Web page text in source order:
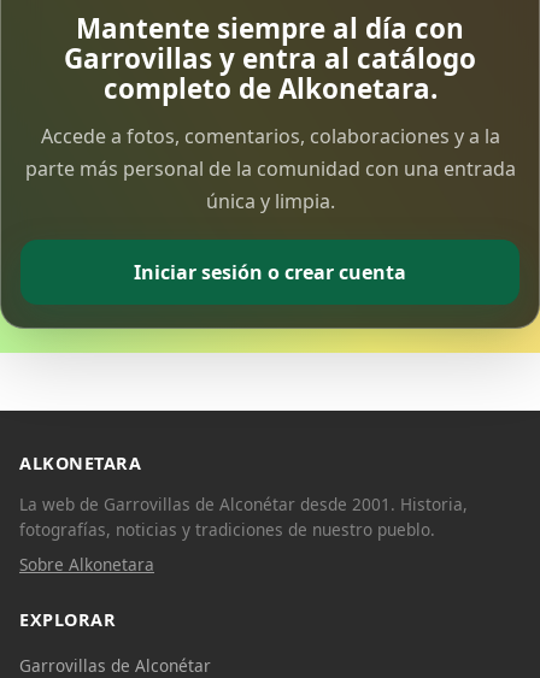
Mantente siempre al día con
Garrovillas y entra al catálogo
completo de Alkonetara.
Accede a fotos, comentarios, colaboraciones y a la
parte más personal de la comunidad con una entrada
única y limpia.
Iniciar sesión o crear cuenta
ALKONETARA
La web de Garrovillas de Alconétar desde 2001. Historia,
fotografías, noticias y tradiciones de nuestro pueblo.
Sobre Alkonetara
EXPLORAR
Garrovillas de Alconétar